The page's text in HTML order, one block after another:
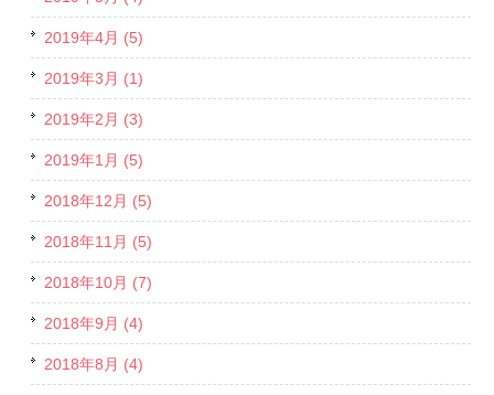
2019年4月 (5)
2019年3月 (1)
2019年2月 (3)
2019年1月 (5)
2018年12月 (5)
2018年11月 (5)
2018年10月 (7)
2018年9月 (4)
2018年8月 (4)